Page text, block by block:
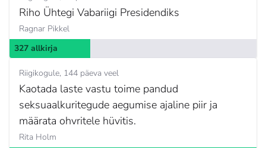
Riho Ühtegi Vabariigi Presidendiks
Ragnar Pikkel
327 allkirja
Riigikogule 144 päeva veel
Kaotada laste vastu toime pandud
seksuaalkuritegude aegumise ajaline piir ja
määrata ohvritele hüvitis.
Rita Holm